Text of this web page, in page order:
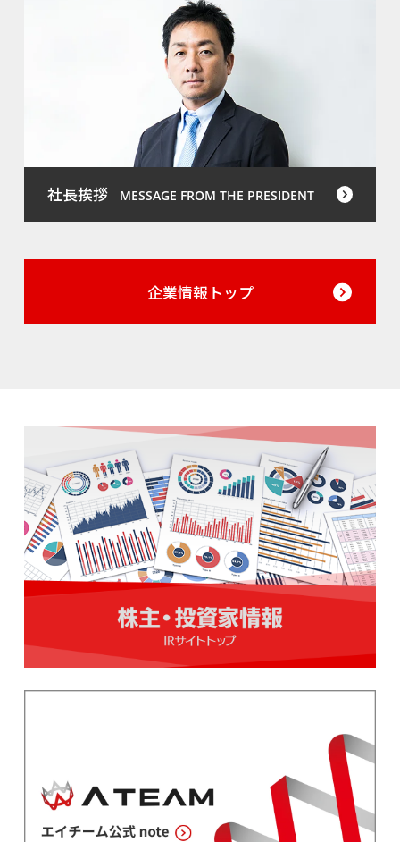
社長挨拶 MESSAGE FROM THE PRESIDENT
企業情報トップ